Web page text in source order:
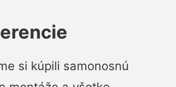
si kúpili samonosnú